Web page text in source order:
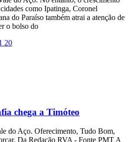
como Ipatinga, Coronel
do Paraíso também atrai a atenção de
o bolso do
20
chega a Timóteo
do Aço. Oferecimento, Tudo Bom,
Da Redação RVA - Fonte PMT A